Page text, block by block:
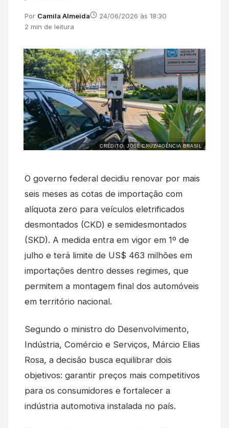
Por Camila Almeida
24/06/2026 às 18:30
2 min de leitura
CRÉDITO: JOSÉ CRUZ/AGÊNCIA BRASIL
O governo federal decidiu renovar por mais
seis meses as cotas de importação com
alíquota zero para veículos eletrificados
desmontados (CKD) e semidesmontados
(SKD). A medida entra em vigor em 1º de
julho e terá limite de US$ 463 milhões em
importações dentro desses regimes, que
permitem a montagem final dos automóveis
em território nacional.
Segundo o ministro do Desenvolvimento,
Indústria, Comércio e Serviços, Márcio Elias
Rosa, a decisão busca equilibrar dois
objetivos: garantir preços mais competitivos
para os consumidores e fortalecer a
indústria automotiva instalada no país.